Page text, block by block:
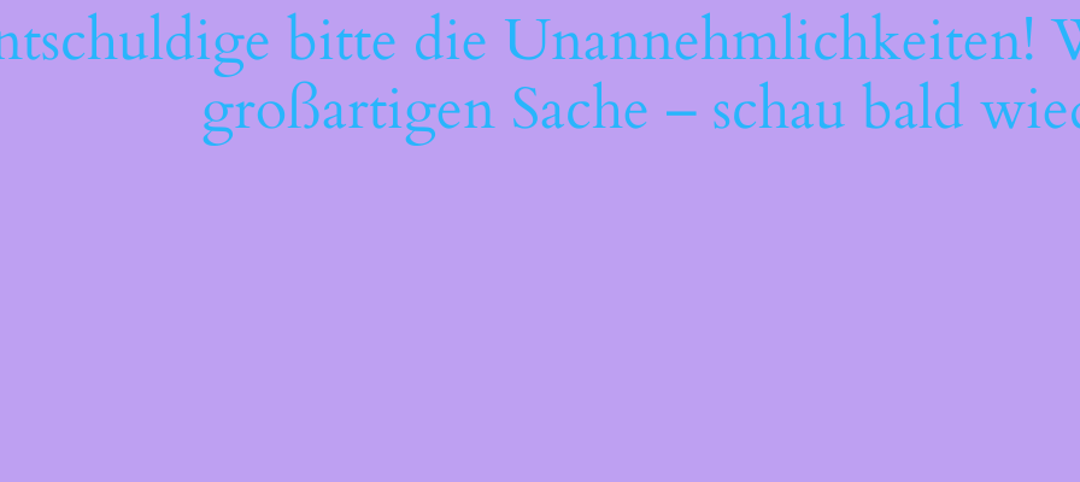
bitte die Unannehmlichkeiten!
großartigen Sache – schau bald